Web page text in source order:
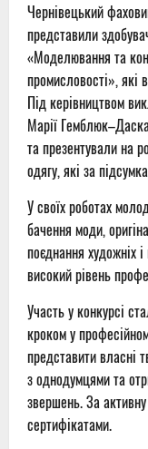
Чернівецький
представили
«Моделювання та
промисловості», які
Під керівництвом
Марії
та презентували на
одягу, які за
У своїх роботах
бачення моди,
поєднання художніх
високий рівень
Участь у конкурсі
кроком у
представити власні
з однодумцями та
звершень. За активну
сертифікатами.